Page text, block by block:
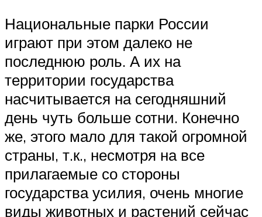
Национальные парки России
играют при этом далеко не
последнюю роль. А их на
территории государства
насчитывается на сегодняшний
день чуть больше сотни. Конечно
же, этого мало для такой огромной
страны, т.к., несмотря на все
прилагаемые со стороны
государства усилия, очень многие
виды животных и растений сейчас